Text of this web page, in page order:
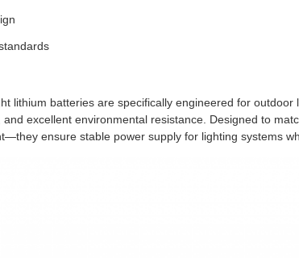
lithium batteries are specifically engineered for
excellent environmental resistance. Designed to
ensure stable power supply for lighting systems